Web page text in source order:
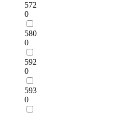
572
0
580
0
592
0
593
0